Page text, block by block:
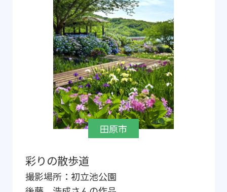
田原市
彩りの散歩道
撮影場所： 初立池公園